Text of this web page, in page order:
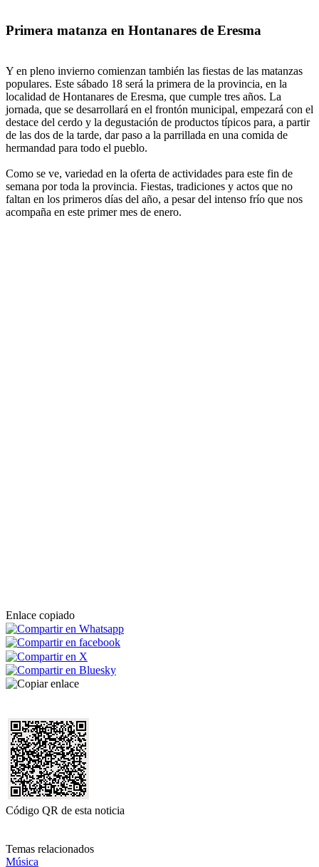
Primera matanza en Hontanares de Eresma
Y en pleno invierno comienzan también las fiestas de las matanzas
populares. Este sábado 18 será la primera de la provincia, en la
localidad de Hontanares de Eresma, que cumple tres años. La
jornada, que se desarrollará en el frontón municipal, empezará con el
destace del cerdo y la degustación de productos típicos para, a partir
de las dos de la tarde, dar paso a la parrillada en una comida de
hermandad para todo el pueblo.
Como se ve, variedad en la oferta de actividades para este fin de
semana por toda la provincia. Fiestas, tradiciones y actos que no
faltan en los primeros días del año, a pesar del intenso frío que nos
acompaña en este primer mes de enero.
Enlace copiado
Código QR de esta noticia
Temas relacionados
Música